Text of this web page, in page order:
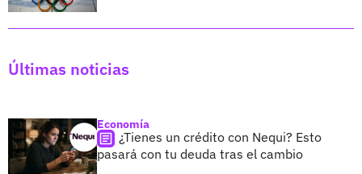
Últimas noticias
Economía
¿Tienes un crédito con Nequi? Esto
pasará con tu deuda tras el cambio